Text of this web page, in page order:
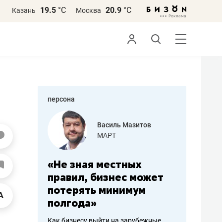
Казань 19.5 °С Москва 20.9 °С
персона
работа
Василь Мазитов
МАРТ
«Не зная местных
правил, бизнес может
потерять минимум
полгода»